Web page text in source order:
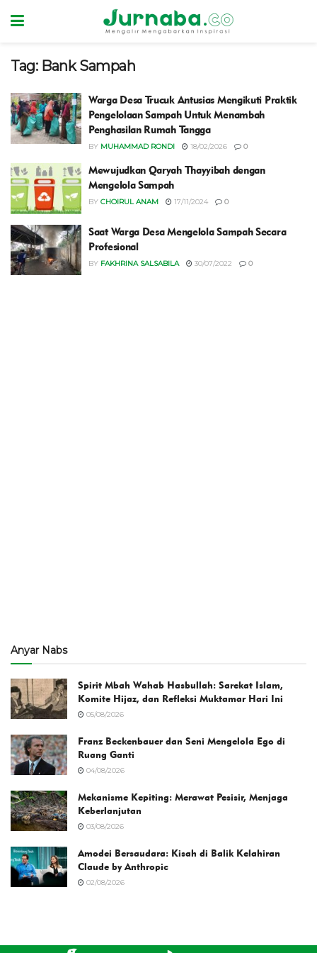
Tag: Bank Sampah
Warga Desa Trucuk Antusias Mengikuti Praktik
Pengelolaan Sampah Untuk Menambah
Penghasilan Rumah Tangga
BY MUHAMMAD RONDI 18/02/2026 0
Mewujudkan Qaryah Thayyibah dengan
Mengelola Sampah
BY CHOIRUL ANAM 17/11/2024 0
Saat Warga Desa Mengelola Sampah Secara
Profesional
BY FAKHRINA SALSABILA 30/07/2022 0
Anyar Nabs
Spirit Mbah Wahab Hasbullah: Sarekat Islam,
Komite Hijaz, dan Refleksi Muktamar Hari Ini
05/08/2026
Franz Beckenbauer dan Seni Mengelola Ego di
Ruang Ganti
04/08/2026
Mekanisme Kepiting: Merawat Pesisir, Menjaga
Keberlanjutan
03/08/2026
Amodei Bersaudara: Kisah di Balik Kelahiran
Claude by Anthropic
02/08/2026